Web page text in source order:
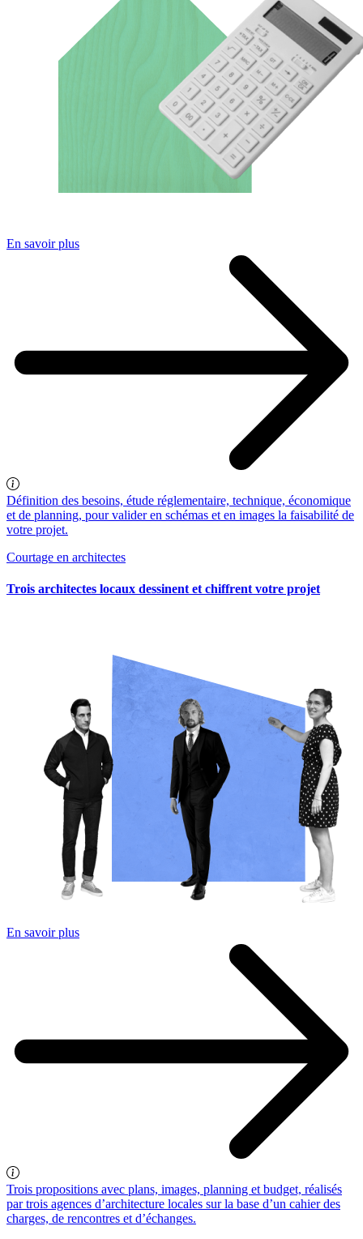
En savoir plus
Définition des besoins, étude réglementaire, technique, économique
et de planning, pour valider en schémas et en images la faisabilité de
votre projet.
Courtage en architectes
Trois architectes locaux dessinent et chiffrent votre projet
En savoir plus
Trois propositions avec plans, images, planning et budget, réalisés
par trois agences d’architecture locales sur la base d’un cahier des
charges, de rencontres et d’échanges.